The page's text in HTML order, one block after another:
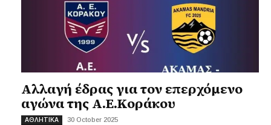
Αλλαγή έδρας για τον επερχόμενο
αγώνα της Α.Ε.Κοράκου
ΑΘΛΗΤΙΚΑ 30 October 2025